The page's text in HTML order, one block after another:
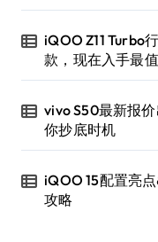
iQOO Z11 Turbo
款，现在入手最值
vivo S50最新报
你抄底时机
iQOO 15配置亮
攻略